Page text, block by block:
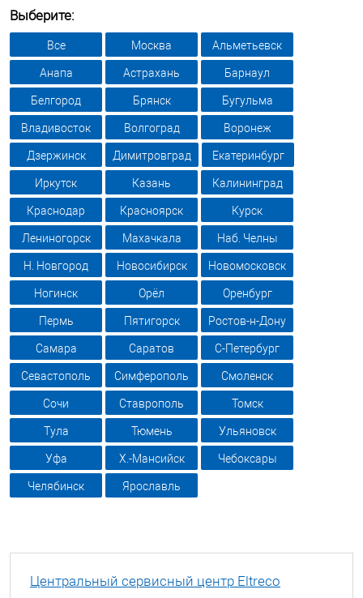
Выберите:
Все Москва Альметьевск
Анапа Астрахань Барнаул
Белгород Брянск Бугульма
Владивосток Волгоград Воронеж
Дзержинск Димитровград Екатеринбург
Иркутск Казань Калининград
Краснодар Красноярск Курск
Лениногорск Махачкала Наб. Челны
Н. Новгород Новосибирск Новомосковск
Ногинск Орёл Оренбург
Пермь Пятигорск Ростов-н-Дону
Самара Саратов С-Петербург
Севастополь Симферополь Смоленск
Сочи Ставрополь Томск
Тула Тюмень Ульяновск
Уфа Х.-Мансийск Чебоксары
Челябинск Ярославль
Центральный сервисный центр Eltreco